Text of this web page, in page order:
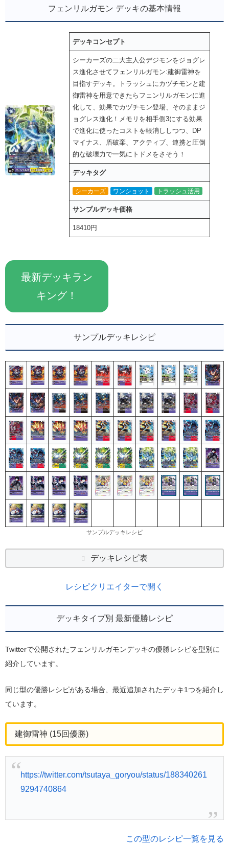
フェンリルガモン デッキの基本情報
デッキコンセプト
シーカーズの二大主人公デジモンをジョグレ
ス進化させてフェンリルガモン:建御雷神を
目指すデッキ。トラッシュにカヅチモンと建
御雷神を用意できたらフェンリルガモンに進
化して、効果でカヅチモン登場、そのままジ
ョグレス進化！メモリを相手側3にする効果
で進化に使ったコストを帳消ししつつ、DP
マイナス、盾破棄、アクティブ、連携と圧倒
的な破壊力で一気にトドメをさそう！
デッキタグ
シーカーズ ワンショット トラッシュ活用
サンプルデッキ価格
18410円
最新デッキラン
キング！
サンプルデッキレシピ
サンプルデッキレシピ
デッキレシピ表
レシピクリエイターで開く
デッキタイプ別 最新優勝レシピ
Twitterで公開されたフェンリルガモンデッキの優勝レシピを型別に
紹介しています。
同じ型の優勝レシピがある場合、最近追加されたデッキ1つを紹介し
ています。
建御雷神 (15回優勝)
https://twitter.com/tsutaya_goryou/status/188340261
9294740864
この型のレシピ一覧を見る